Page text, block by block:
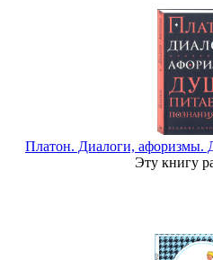
Платон. Диалоги, афоризмы.
Эту книгу